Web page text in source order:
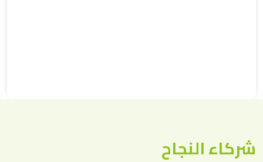
شركاء النجاح